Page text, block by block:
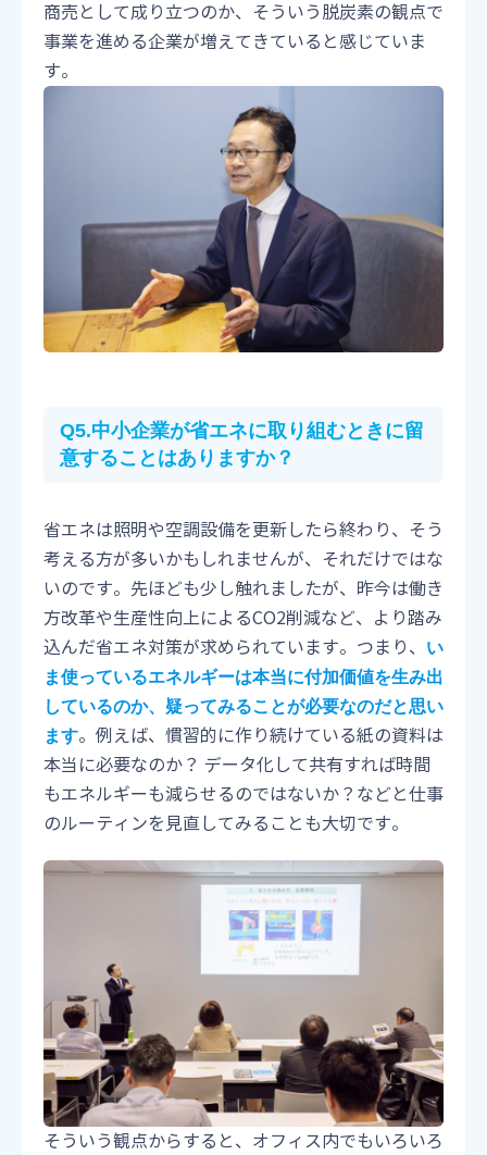
商売として成り立つのか、そういう脱炭素の観点で
事業を進める企業が増えてきていると感じていま
す。
Q5.中小企業が省エネに取り組むときに留
意することはありますか？
省エネは照明や空調設備を更新したら終わり、そう
考える方が多いかもしれませんが、それだけではな
いのです。先ほども少し触れましたが、昨今は働き
方改革や生産性向上によるCO2削減など、より踏み
込んだ省エネ対策が求められています。つまり、
い
ま使っているエネルギーは本当に付加価値を生み出
しているのか、疑ってみることが必要なのだと思い
ます。例えば、慣習的に作り続けている紙の資料は
本当に必要なのか？ データ化して共有すれば時間
もエネルギーも減らせるのではないか？などと仕事
のルーティンを見直してみることも大切です。
そういう観点からすると、オフィス内でもいろいろ